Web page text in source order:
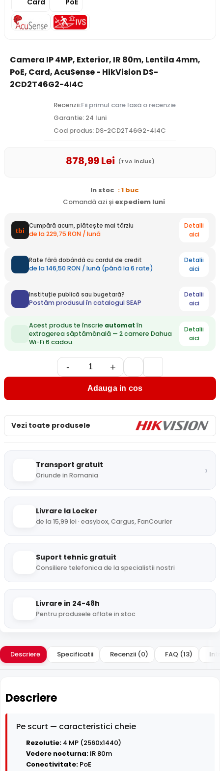
Card
PoE
Camera IP 4MP, Exterior, IR 80m, Lentila 4mm,
PoE, Card, AcuSense - HikVision DS-
2CD2T46G2-4I4C
Recenzii:Fii primul care lasă o recenzie
Garantie: 24 luni
Cod produs: DS-2CD2T46G2-4I4C
878,99Lei (TVA inclus)
In stoc : 1 buc
Comandă azi și expediem luni
Cumpără acum, plătește mai târziu
de la 229,75 RON / lună
Detalii
aici
Rate fără dobândă cu cardul de credit
de la 146,50 RON / lună (până la 6 rate)
Detalii
aici
Instituție publică sau bugetară?
Postăm produsul în catalogul SEAP
Detalii
aici
Acest produs te înscrie automat în
extragerea săptămânală — 2 camere Dahua
Wi-Fi 6 cadou.
Detalii
aici
- +
Adauga in cos
Vezi toate produsele
Transport gratuit
Oriunde in Romania ›
Livrare la Locker
de la 15,99 lei · easybox, Cargus, FanCourier
Suport tehnic gratuit
Consiliere telefonica de la specialistii nostri
Livrare in 24-48h
Pentru produsele aflate in stoc
Descriere Specificatii Recenzii (0) FAQ (13)
Descriere
Pe scurt — caracteristici cheie
Rezolutie: 4 MP (2560x1440)
Vedere nocturna: IR 80m
Conectivitate: PoE